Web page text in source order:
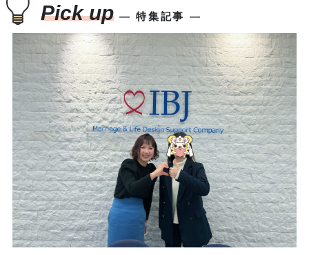
Pick up ― 特集記事 ―